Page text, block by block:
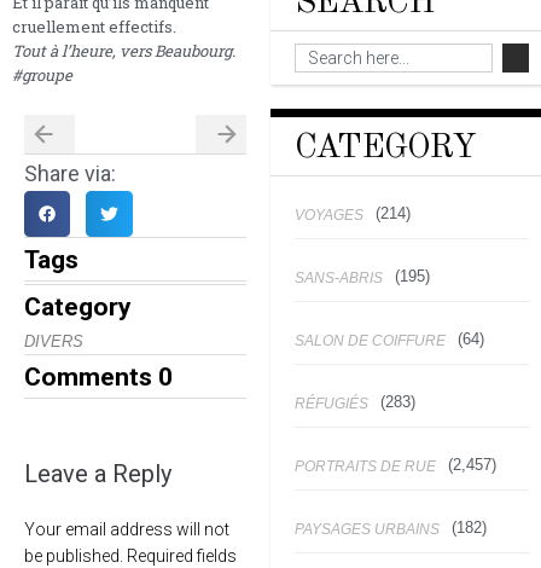
cruellement effectifs.
Tout à l’heure, vers Beaubourg.
#groupe
Share via:
Tags
Category
DIVERS
Comments 0
Leave a Reply
Your email address will not
be published. Required fields
CATEGORY
VOYAGES (214)
SANS-ABRIS (195)
SALON DE COIFFURE (64)
RÉFUGIÉS (283)
PORTRAITS DE RUE (2,457)
PAYSAGES URBAINS (182)